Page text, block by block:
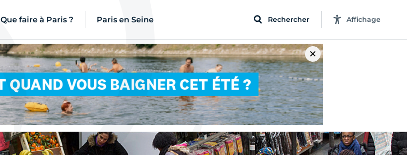
Que faire à Paris ? Paris en Seine Rechercher Affichage